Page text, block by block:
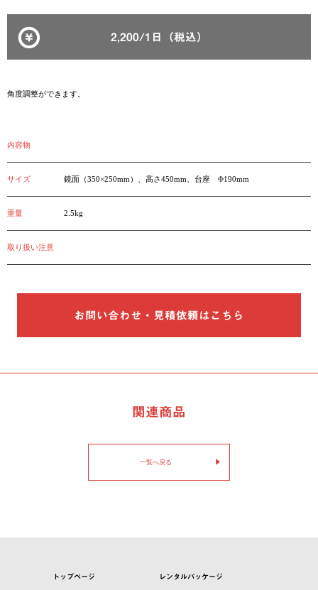
2,200/1日（税込）
角度調整ができます。
内容物
サイズ 鏡面（350×250mm）、高さ450mm、台座 Φ190mm
重量 2.5kg
取り扱い注意
お問い合わせ・見積依頼はこちら
関連商品
一覧へ戻る
トップページ レンタルパッケージ